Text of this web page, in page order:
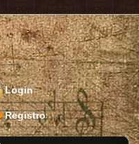
Login
Registro